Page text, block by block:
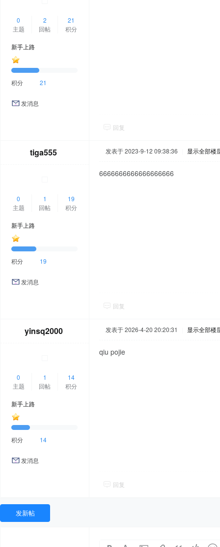
0
主题
2
回帖
21
积分
新手上路
积分 21
发消息
回复
tiga555
0
主题
1
回帖
19
积分
新手上路
积分 19
发消息
发表于 2023-9-12 09:38:36 显示全部楼
6666666666666666666
回复
yinsq2000
0
主题
1
回帖
14
积分
新手上路
积分 14
发消息
发表于 2026-4-20 20:20:31 显示全部楼
qiu pojie
回复
发新帖